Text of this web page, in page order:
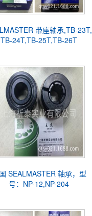
带座轴承,TB-23T,
TB-24T,TB-25T,TB-26T
SEALMASTER 轴承，型
号：NP-12,NP-204